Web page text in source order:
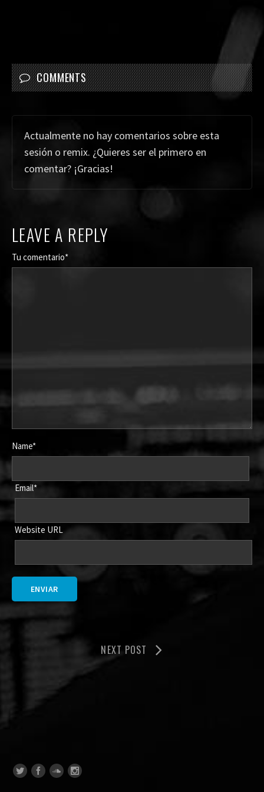
COMMENTS
Actualmente no hay comentarios sobre esta
sesión o remix. ¿Quieres ser el primero en
comentar? ¡Gracias!
LEAVE A REPLY
Tu comentario*
Name*
Email*
Website URL
NEXT POST